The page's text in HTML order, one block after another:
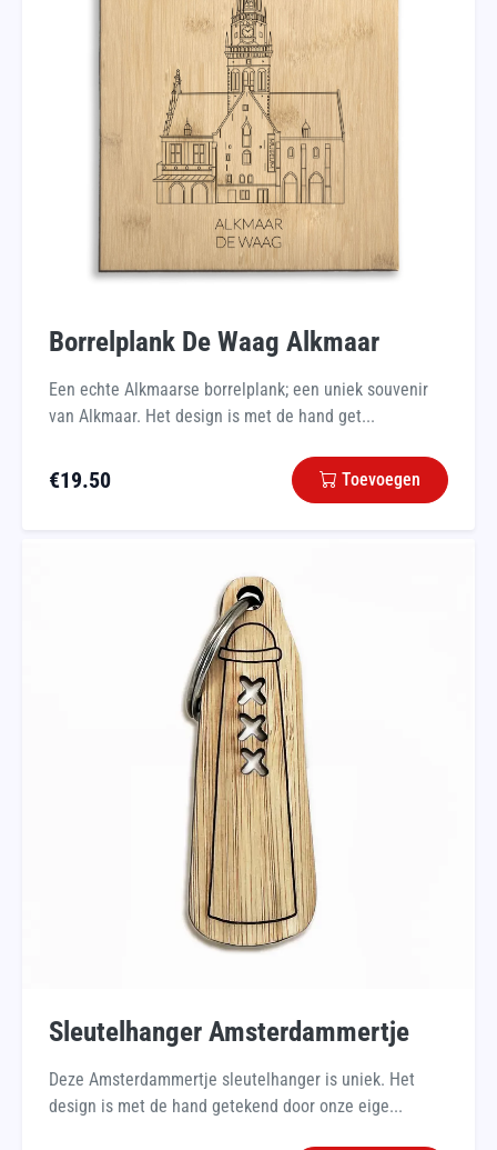
Borrelplank De Waag Alkmaar
Een echte Alkmaarse borrelplank; een uniek souvenir
van Alkmaar. Het design is met de hand get...
€19.50 Toevoegen
Sleutelhanger Amsterdammertje
Deze Amsterdammertje sleutelhanger is uniek. Het
design is met de hand getekend door onze eige...